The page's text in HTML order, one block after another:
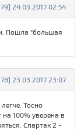
24.03.2017 02:54
Пошла "большая
23.03.2017 23:07
Тосно
100% уверена в
Спартак 2 -